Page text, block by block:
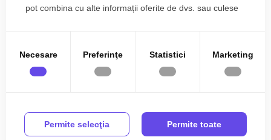
Rezidențial
: Ansambluri de case, vile moderne sau blocuri de
comerciale.
Servicii & Sănătate: Clinică medicală privată, spital sau
0785.822.822
ideal ansamblu rezidențial clinica
pot combina cu alte informații oferite de dvs. sau culese
Necesare Preferinţe Statistici Marketing
Permite selecţia Permite toate